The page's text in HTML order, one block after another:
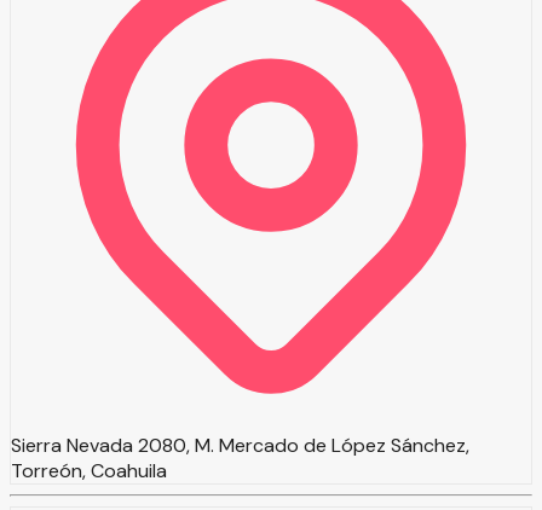
Sierra Nevada 2080, M. Mercado de López Sánchez,
Torreón, Coahuila